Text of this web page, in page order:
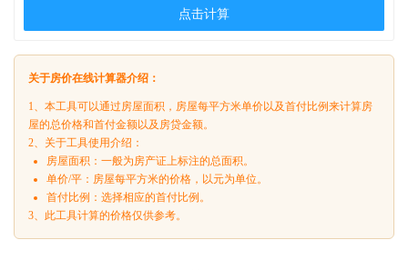
点击计算
关于房价在线计算器介绍：
1、本工具可以通过房屋面积，房屋每平方米单价以及首付比例来计算房
屋的总价格和首付金额以及房贷金额。
2、关于工具使用介绍：
房屋面积：一般为房产证上标注的总面积。
单价/平：房屋每平方米的价格，以元为单位。
首付比例：选择相应的首付比例。
3、此工具计算的价格仅供参考。